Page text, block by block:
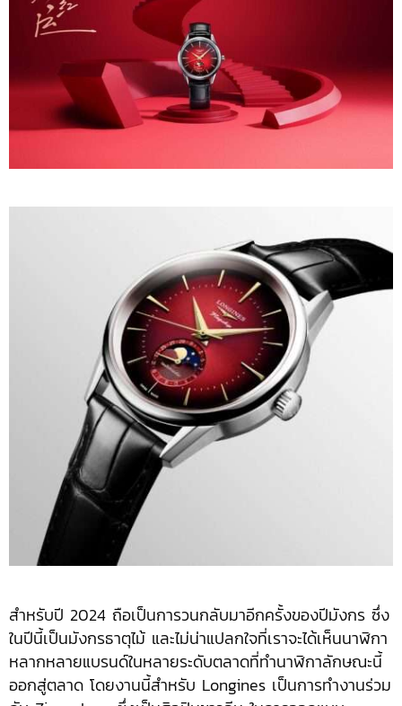
สำหรับปี 2024 ถือเป็นการวนกลับมาอีกครั้งของปีมังกร ซึ่ง
ในปีนี้เป็นมังกรธาตุไม้ และไม่น่าแปลกใจที่เราจะได้เห็นนาฬิกา
หลากหลายแบรนด์ในหลายระดับตลาดที่ทำนาฬิกาลักษณะนี้
ออกสู่ตลาด โดยงานนี้สำหรับ Longines เป็นการทำงานร่วม